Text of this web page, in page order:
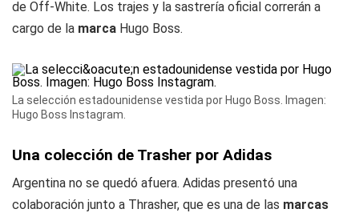
de Off-White. Los trajes y la sastrería oficial correrán a
cargo de la marca Hugo Boss.
La selección estadounidense vestida por Hugo Boss. Imagen:
Hugo Boss Instagram.
Una colección de Trasher por Adidas
Argentina no se quedó afuera. Adidas presentó una
colaboración junto a Thrasher, que es una de las marcas